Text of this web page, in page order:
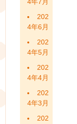
4年7月
202
4年6月
202
4年5月
202
4年4月
202
4年3月
202